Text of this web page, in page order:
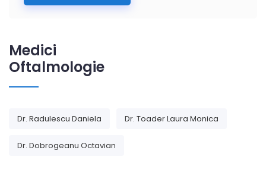
Medici
Oftalmologie
Dr. Radulescu Daniela Dr. Toader Laura Monica
Dr. Dobrogeanu Octavian